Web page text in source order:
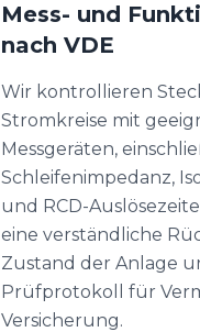
Mess- und
nach VDE
Wir kontrollieren
Stromkreise mit
Messgeräten,
Schleifenimpedanz,
und RCD-
eine verständliche
Zustand der Anlage
Prüfprotokoll für
Versicherung.